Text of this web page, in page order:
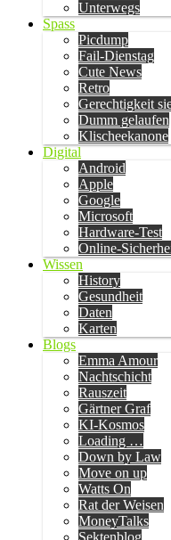
Unterwegs
Spass
Picdump
Fail-Dienstag
Cute News
Retro
Gerechtigkeit
Dumm gelaufen
Klischeekanone
Digital
Android
Apple
Google
Microsoft
Hardware-Test
Online-
Wissen
History
Gesundheit
Daten
Karten
Blogs
Emma Amour
Nachtschicht
Rauszeit
Gärtner Graf
KI-Kosmos
Loading …
Down by Law
Move on up
Watts On
Rat der Weisen
MoneyTalks
Sektenblog